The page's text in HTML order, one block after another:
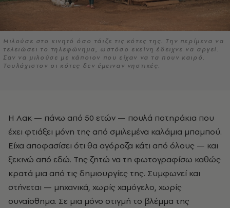
Μιλούσε στο κινητό όσο τάιζε τις κότες της. Την περίμενα να
τελειώσει το τηλεφώνημα, ωστόσο εκείνη έδειχνε να αργεί.
Σαν να μιλούσε με κάποιον που είχαν να τα πουν καιρό.
Τουλάχιστον οι κότες δεν έμειναν νηστικές.
Η Λακ — πάνω από 50 ετών — πουλά ποτηράκια που
έχει φτιάξει μόνη της από σμιλεμένα καλάμια μπαμπού.
Είχα αποφασίσει ότι θα αγόραζα κάτι από όλους — και
ξεκινώ από εδώ. Της ζητώ να τη φωτογραφίσω καθώς
κρατά μια από τις δημιουργίες της. Συμφωνεί και
στήνεται — μηχανικά, χωρίς χαμόγελο, χωρίς
συναίσθημα. Σε μια μόνο στιγμή το βλέμμα της